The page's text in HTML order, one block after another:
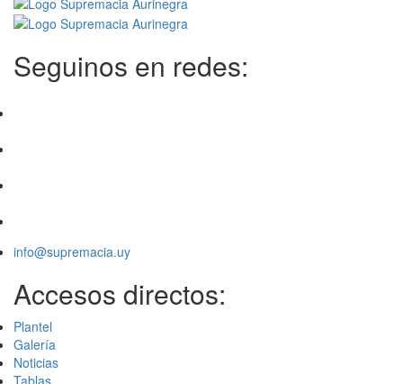
Seguinos en redes:
info@supremacia.uy
Accesos directos:
Plantel
Galería
Noticias